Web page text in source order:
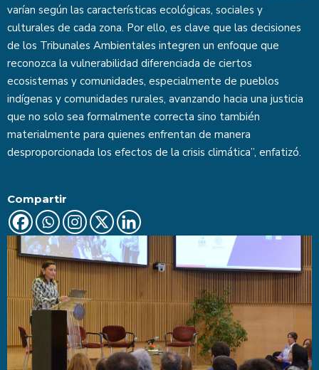
varían según las características ecológicas, sociales y
culturales de cada zona. Por ello, es clave que las decisiones
de los Tribunales Ambientales integren un enfoque que
reconozca la vulnerabilidad diferenciada de ciertos
ecosistemas y comunidades, especialmente de pueblos
indígenas y comunidades rurales, avanzando hacia una justicia
que no solo sea formalmente correcta sino también
materialmente para quienes enfrentan de manera
desproporcionada los efectos de la crisis climática”, enfatizó.
Compartir